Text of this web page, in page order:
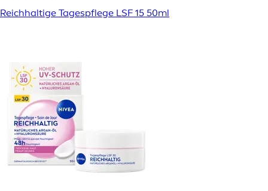
Reichhaltige Tagespflege LSF 15 50ml